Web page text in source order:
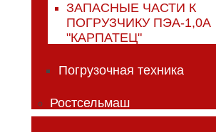
ЗАПАСНЫЕ ЧАСТИ К
ПОГРУЗЧИКУ ПЭА-1,0А
"КАРПАТЕЦ"
Погрузочная техника
Ростсельмаш